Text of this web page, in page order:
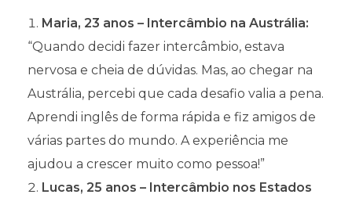
Maria, 23 anos – Intercâmbio na Austrália:
“Quando decidi fazer intercâmbio, estava
nervosa e cheia de dúvidas. Mas, ao chegar na
Austrália, percebi que cada desafio valia a pena.
Aprendi inglês de forma rápida e fiz amigos de
várias partes do mundo. A experiência me
ajudou a crescer muito como pessoa!”
Lucas, 25 anos – Intercâmbio nos Estados